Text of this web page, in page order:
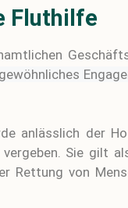
Fluthilfe
anlässlich der
Sie gilt
Rettung von